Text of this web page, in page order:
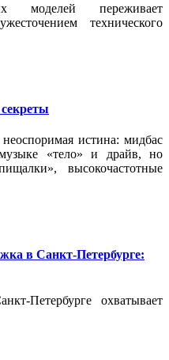
моделей переживает
технического
истина: мидбас
«тело» и драйв, но
высокочастотные
в Санкт-Петербурге:
Петербурге охватывает